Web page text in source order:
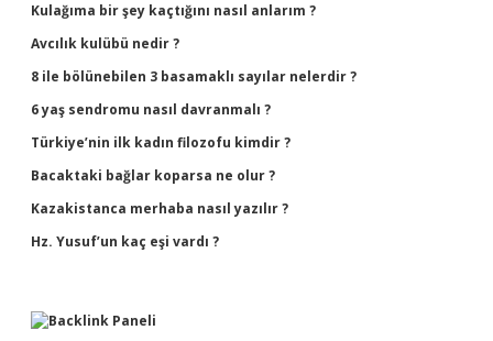
Kulağıma bir şey kaçtığını nasıl anlarım ?
Avcılık kulübü nedir ?
8 ile bölünebilen 3 basamaklı sayılar nelerdir ?
6 yaş sendromu nasıl davranmalı ?
Türkiye’nin ilk kadın filozofu kimdir ?
Bacaktaki bağlar koparsa ne olur ?
Kazakistanca merhaba nasıl yazılır ?
Hz. Yusuf’un kaç eşi vardı ?